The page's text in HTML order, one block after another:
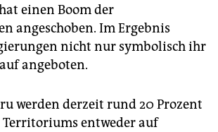
einen Boom der
angeschoben. Im Ergebnis
nicht nur symbolisch ihr
angeboten.
werden derzeit rund 20 Prozent
entweder auf